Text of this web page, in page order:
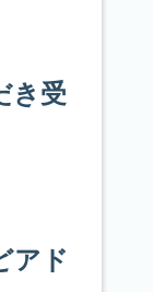
き受
アド